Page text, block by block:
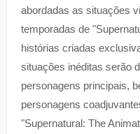
abordadas as situações
temporadas de
histórias criadas
situações inéditas serão
personagens principais,
personagens
"Supernatural: The